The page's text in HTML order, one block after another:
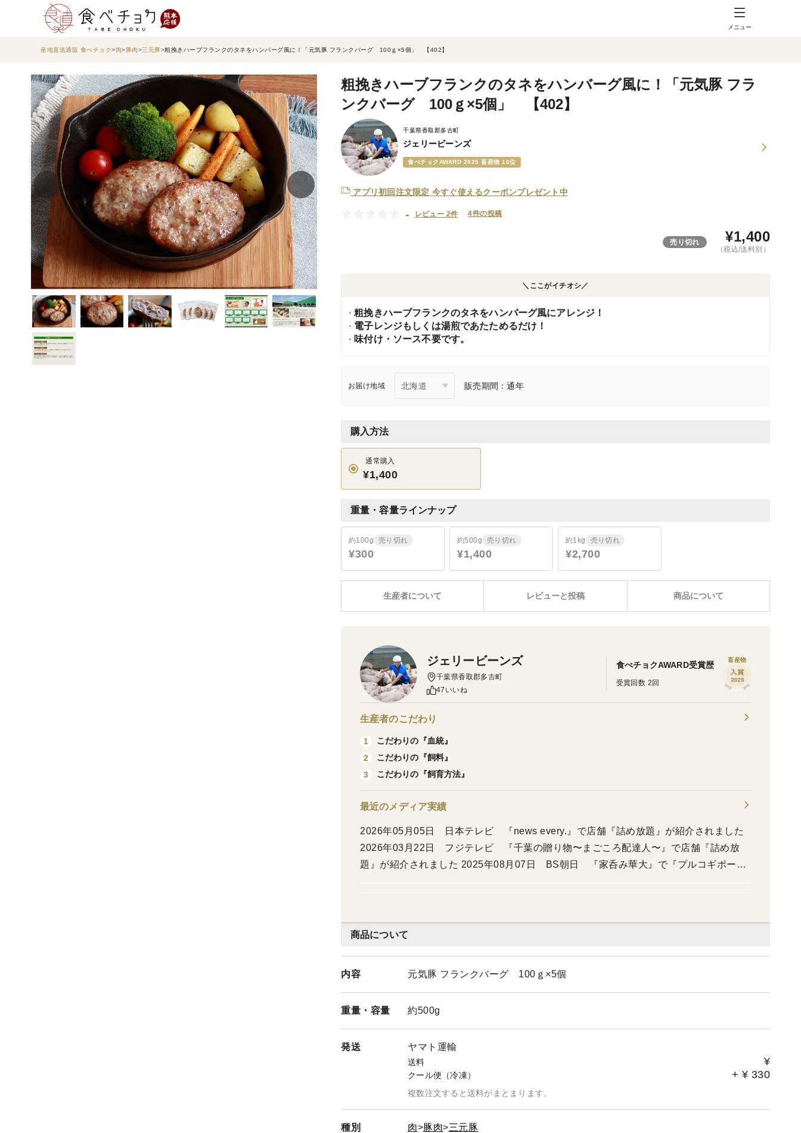
メニュー
産地直送通販 食べチョク 肉 豚肉 三元豚 粗挽きハーブフランクのタネをハンバーグ風に！「元気豚 フランクバーグ 100ｇ×5個」 【402】
粗挽きハーブフランクのタネをハンバーグ風に！「元気豚 フラ
ンクバーグ 100ｇ×5個」 【402】
千葉県香取郡多古町
ジェリービーンズ
食べチョクAWARD 2025 畜産物 10位
アプリ初回注文限定 今すぐ使えるクーポンプレゼント中
- レビュー 2件 4件の投稿
売り切れ ¥1,400
（税込/送料別）
＼ここがイチオシ／
粗挽きハーブフランクのタネをハンバーグ風にアレンジ！
電子レンジもしくは湯煎であたためるだけ！
味付け・ソース不要です。
お届け地域 販売期間：通年
購入方法
通常購入
¥1,400
重量・容量ラインナップ
約100g 売り切れ
¥300
約500g 売り切れ
¥1,400
約1kg 売り切れ
¥2,700
レビューと投稿 商品について
生産者について
商品について
内容 元気豚 フランクバーグ 100ｇ×5個
重量・ 容量 約500g
発送 ヤマト運輸
送料 ¥
クール便（冷凍） + ¥ 330
複数注文すると送料がまとまります。
種別 肉 豚肉
三元豚
ジェリービーンズ
千葉県香取郡多古町
47いいね
食べチョクAWARD受賞歴
受賞回数 2回
畜産物
生産者のこだわり
1
こだわりの『血統』
2
こだわりの『飼料』
3
こだわりの『飼育方法』
最近のメディア実績
2026年05月05日 日本テレビ 『news every.』で店舗『詰め放題』が紹介されました
2026年03月22日 フジテレビ 『千葉の贈り物〜まごころ配達人〜』で店舗『詰め放
題』が紹介されました 2025年08月07日 BS朝日 『家呑み華大』で『プルコギポー
放題』が紹介されました 2024年07月 テレビ東京 『よじごじDays』で店舗『詰め放
ました 2023年12月 フジテレビ 『ウワサのお客様』で紹介されました 2019年11月
ビ 『Live News it！』で紹介されました 2016年06月 テレビ東京 『L4YOU！』で紹
介されました 2015年04月 テレビ朝日 『スーパーJチャンネル』で紹介されました 20
05年05月 NHK 『たべもの新世紀』で紹介されました